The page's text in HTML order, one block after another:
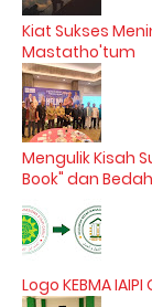
Kiat Sukses
Mastatho'tum
Mengulik Kisah
Book" dan
Logo KEBMA